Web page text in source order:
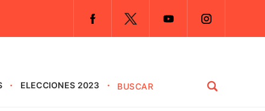
ELECCIONES 2023